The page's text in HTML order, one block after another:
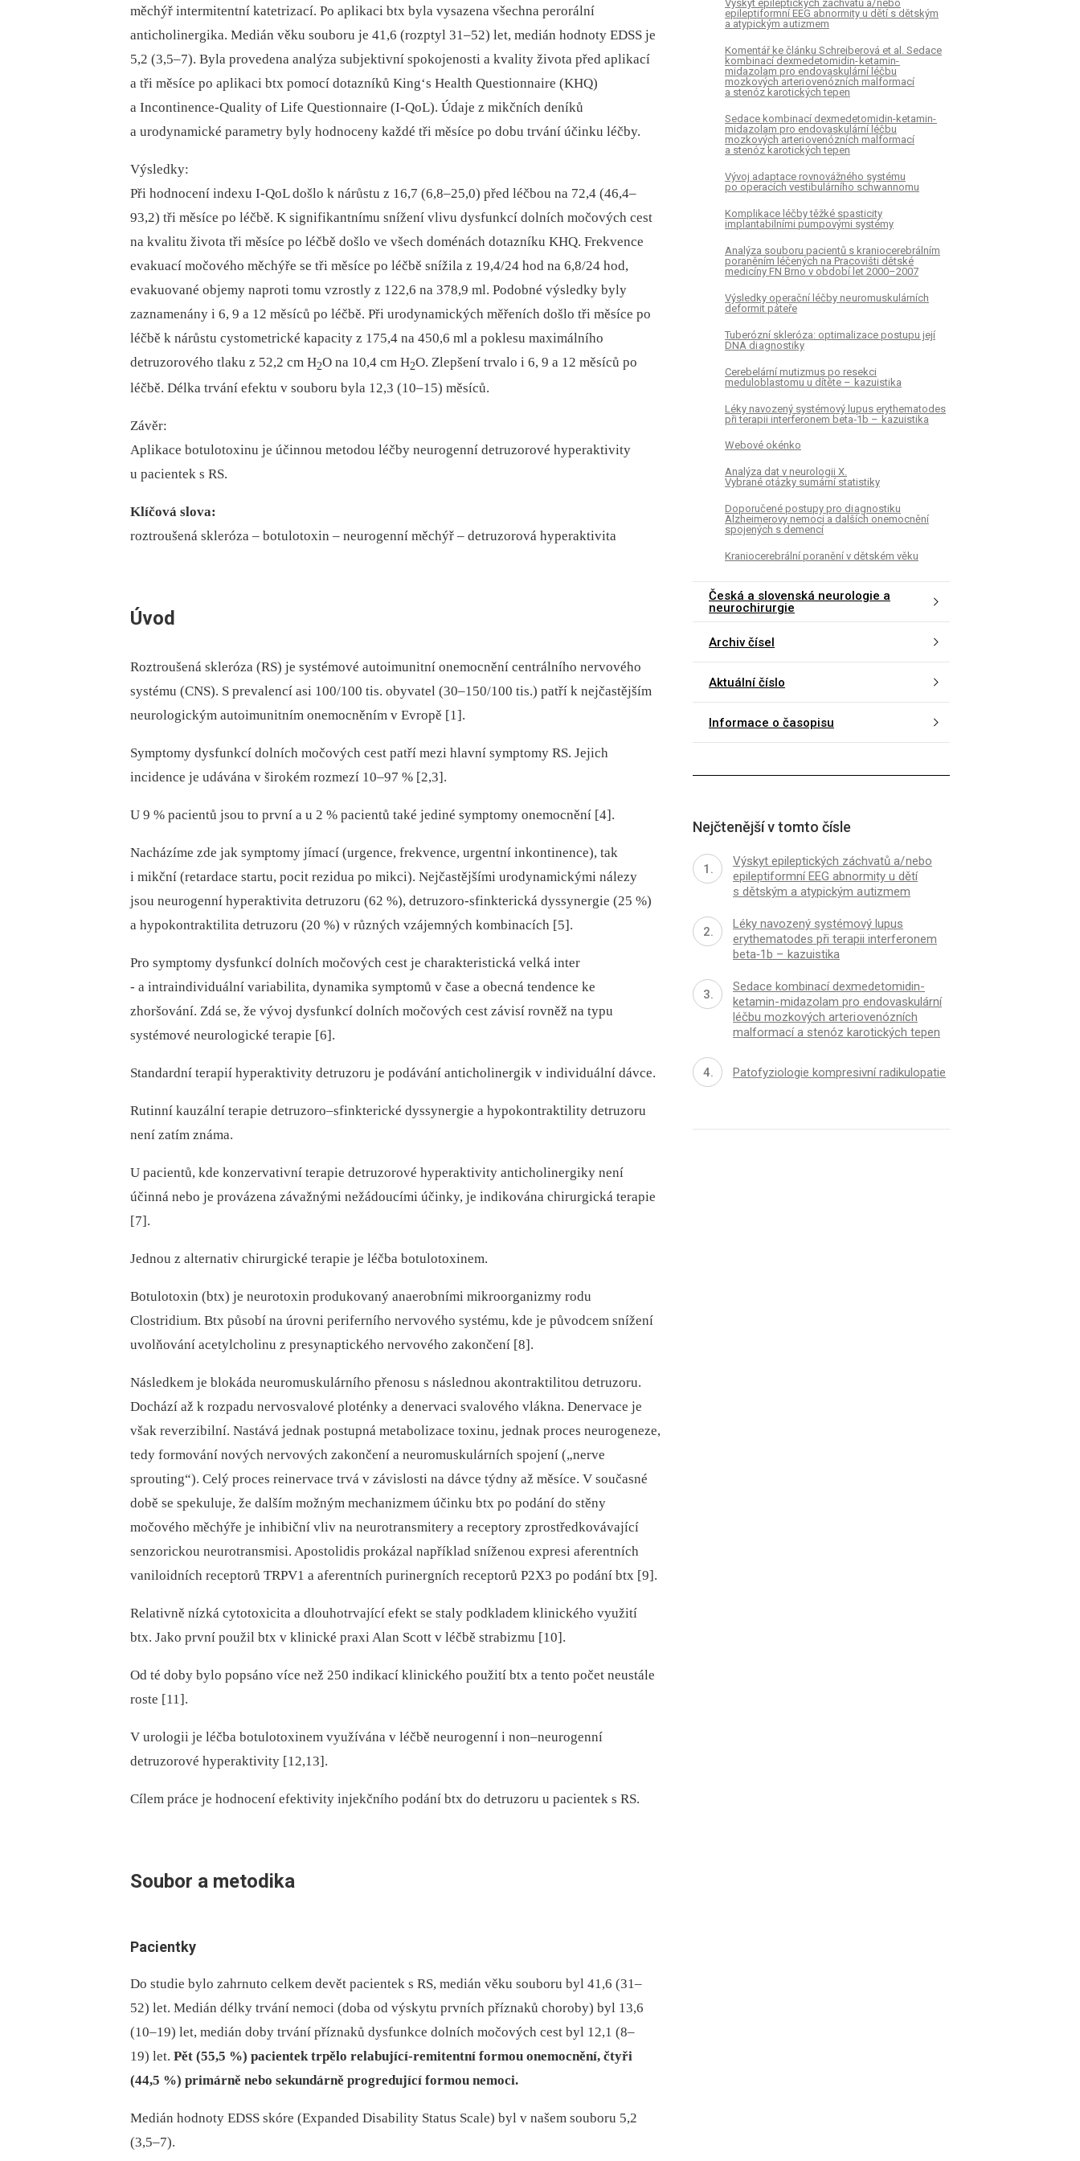
měchýř intermitentní katetrizací. Po aplikaci btx byla vysazena všechna perorální
anticholinergika. Medián věku souboru je 41,6 (rozptyl 31–52) let, medián hodnoty EDSS je
5,2 (3,5–7). Byla provedena analýza subjektivní spokojenosti a kvality života před aplikací
a tři měsíce po aplikaci btx pomocí dotazníků King‘s Health Questionnaire (KHQ)
a Incontinence-Quality of Life Questionnaire (I-QoL). Údaje z mikčních deníků
a urodynamické parametry byly hodnoceny každé tři měsíce po dobu trvání účinku léčby.
Výsledky:
Při hodnocení indexu I-QoL došlo k nárůstu z 16,7 (6,8–25,0) před léčbou na 72,4 (46,4–
93,2) tři měsíce po léčbě. K signifikantnímu snížení vlivu dysfunkcí dolních močových cest
na kvalitu života tři měsíce po léčbě došlo ve všech doménách dotazníku KHQ. Frekvence
evakuací močového měchýře se tři měsíce po léčbě snížila z 19,4/24 hod na 6,8/24 hod,
evakuované objemy naproti tomu vzrostly z 122,6 na 378,9 ml. Podobné výsledky byly
zaznamenány i 6, 9 a 12 měsíců po léčbě. Při urodynamických měřeních došlo tři měsíce po
léčbě k nárůstu cystometrické kapacity z 175,4 na 450,6 ml a poklesu maximálního
detruzorového tlaku z 52,2 cm H2O na 10,4 cm H2O. Zlepšení trvalo i 6, 9 a 12 měsíců po
léčbě. Délka trvání efektu v souboru byla 12,3 (10–15) měsíců.
Závěr:
Aplikace botulotoxinu je účinnou metodou léčby neurogenní detruzorové hyperaktivity
u pa­cientek s RS.
Klíčová slova:
roztroušená skleróza –⁠ botulotoxin –⁠ neurogenní měchýř –⁠ detruzorová hyperaktivita
Úvod
Roztroušená skleróza (RS) je systémové autoimunitní onemocnění centrálního nervového
systému (CNS). S prevalencí asi 100/100 tis. obyvatel (30–150/100 tis.) patří k nejčastějším
neurologickým autoimunitním onemocněním v Evropě [1].
Symptomy dysfunkcí dolních močových cest patří mezi hlavní symptomy RS. Jejich
incidence je udávána v širokém rozmezí 10–97 % [2,3].
U 9 % pa­cientů jsou to první a u 2 % pa­cientů také jediné symptomy onemocnění [4].
Nacházíme zde jak symptomy jímací (urgence, frekvence, urgentní inkontinence), tak
i mikční (retardace startu, pocit rezidua po mikci). Nejčastějšími urodynamickými nálezy
jsou neurogenní hyperaktivita detruzoru (62 %), detruzoro-sfinkterická dyssynergie (25 %)
a hypokontraktilita detruzoru (20 %) v různých vzájemných kombinacích [5].
Pro symptomy dysfunkcí dolních močových cest je charakteristická velká inter
-⁠ a intraindividuální variabilita, dynamika symptomů v čase a obecná tendence ke
zhoršování. Zdá se, že vývoj dysfunkcí dolních močových cest závisí rovněž na typu
systémové neurologické terapie [6].
Standardní terapií hyperaktivity detruzoru je podávání anticholinergik v individuální dávce.
Rutinní kauzální terapie detruzoro–sfinkterické dyssynergie a hypokontraktility detruzoru
není zatím známa.
U pa­cientů, kde konzervativní terapie detruzorové hyperaktivity anticholinergiky není
účinná nebo je provázena závažnými nežádoucími účinky, je indikována chirurgická terapie
[7].
Jednou z alternativ chirurgické terapie je léčba botulotoxinem.
Botulotoxin (btx) je neurotoxin produkovaný anaerobními mikroorganizmy rodu
Clostridium. Btx působí na úrovni periferního nervového systému, kde je původcem snížení
uvolňování acetylcholinu z presynaptického nervového zakončení [8].
Následkem je blokáda neuromuskulárního přenosu s následnou akontraktilitou detruzoru.
Dochází až k rozpadu nervosvalové ploténky a denervaci svalového vlákna. Denervace je
však reverzibilní. Nastává jednak postupná metabolizace toxinu, jednak proces neurogeneze,
tedy formování nových nervových zakončení a neuromuskulárních spojení („nerve
sprouting“). Celý proces reinervace trvá v závislosti na dávce týdny až měsíce. V současné
době se spekuluje, že dalším možným mechanizmem účinku btx po podání do stěny
močového měchýře je inhibiční vliv na neurotransmitery a receptory zprostředkovávající
senzorickou neurotransmisi. Apostolidis prokázal například sníženou expresi aferentních
vaniloidních receptorů TRPV1 a aferentních purinergních receptorů P2X3 po podání btx [9].
Relativně nízká cytotoxicita a dlouhotrvající efekt se staly podkladem klinického využití
btx. Jako první použil btx v klinické praxi Alan Scott v léčbě strabizmu [10].
Od té doby bylo popsáno více než 250 indikací klinického použití btx a tento počet neustále
roste [11].
V urologii je léčba botulotoxinem využívána v léčbě neurogenní i non–neurogenní
detruzorové hyperaktivity [12,13].
Cílem práce je hodnocení efektivity injekčního podání btx do detruzoru u pa­cientek s RS.
Soubor a metodika
Pacientky
Do studie bylo zahrnuto celkem devět pa­cientek s RS, medián věku souboru byl 41,6 (31–
52) let. Medián délky tr­vání nemoci (doba od výskytu prvních příznaků choroby) byl 13,6
(10–19) let, medián doby trvání příznaků dysfunkce dolních močových cest byl 12,1 (8–
19) let. Pět (55,5 %) pa­cientek trpělo relabující-remitentní formou onemocnění, čtyři
(44,5 %) primárně nebo sekundárně progredující formou nemoci.
Medián hodnoty EDSS skóre (Expanded Disability Status Scale) byl v našem souboru 5,2
(3,5–7).
Výskyt epileptických záchvatů a/ nebo
epileptiformní EEG abnormity u dětí s dětským
a atypickým a utizmem
Komentář ke článku Schreiberová et al. Sedace
kombinací dexmedetomidin- ketamin-
midazolam pro endovaskulární léčbu
mozkových arteri ovenózních malformací
a stenóz karotických tepen
Sedace kombinací dexmedetomidin-ketamin-
midazolam pro endovaskulární léčbu
mozkových arteri ovenózních malformací
a stenóz karotických tepen
Vývoj adaptace rovnovážného systému
po operacích vestibulárního schwannomu
Komplikace léčby těžké spasticity
implantabilními pumpovými systémy
Analýza souboru pa­cientů s kraniocerebrálním
poraněním léčených na Pracovišti dětské
medicíny FN Brno v období let 2000–2007
Výsledky operační léčby ne uromuskulárních
deformit páteře
Tuberózní skleróza: optimalizace postupu její
DNA di agnostiky
Cerebelární mutizmus po resekci
meduloblastomu u dítěte – kazuistika
Léky navozený systémový lupus erythematodes
při terapii interferonem beta‑1b – kazuistika
Webové okénko
Analýza dat v neurologii X.
Vybrané otázky sumární statistiky
Doporučené postupy pro di agnostiku
Alzheimerovy nemoci a dalších onemocnění
spojených s demencí
Kraniocerebrální poranění v dětském věku
Česká a slovenská neurologie a
neurochirurgie
Archiv čísel
Aktuální číslo
Informace o časopisu
Nejčtenější v tomto čísle
Výskyt epileptických záchvatů a/ nebo
epileptiformní EEG abnormity u dětí
s dětským a atypickým a utizmem
Léky navozený systémový lupus
erythematodes při terapii interferonem
beta‑1b – kazuistika
Sedace kombinací dexmedetomidin-
ketamin- midazolam pro endovaskulární
léčbu mozkových arteri ovenózních
malformací a stenóz karotických tepen
Patofyziologie kompresivní radikulopatie